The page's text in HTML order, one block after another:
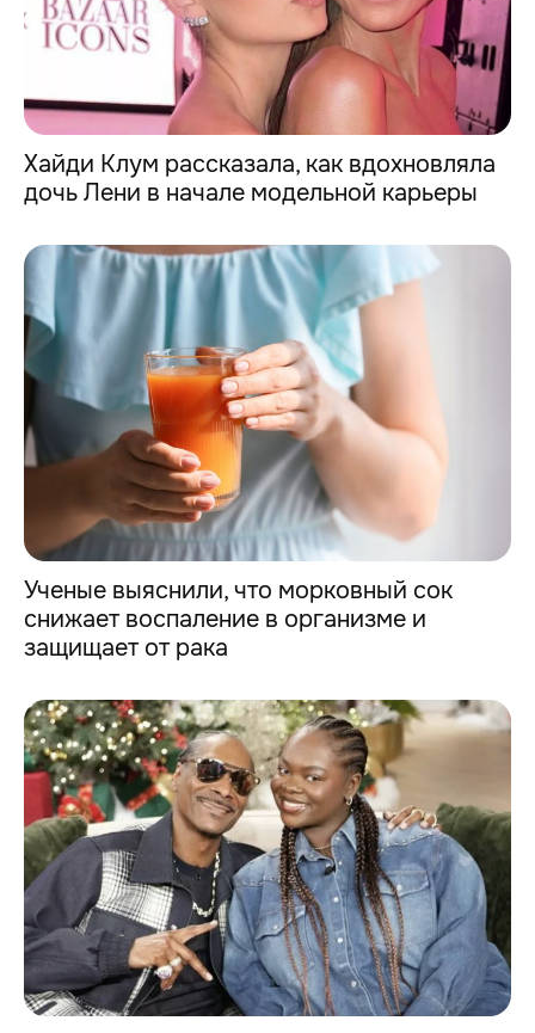
Хайди Клум рассказала, как вдохновляла
дочь Лени в начале модельной карьеры
Ученые выяснили, что морковный сок
снижает воспаление в организме и
защищает от рака